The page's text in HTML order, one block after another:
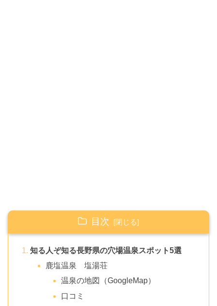
目次
知る人ぞ知る長野県の穴場温泉スポット5選
鹿塩温泉 塩湯荘
温泉の地図（GoogleMap）
口コミ